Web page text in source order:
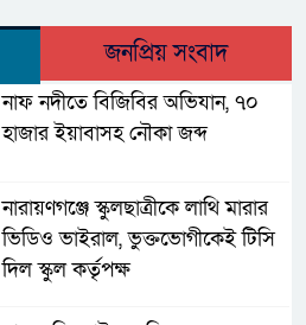
জনপ্রিয় সংবাদ
নাফ নদীতে বিজিবির অভিযান, ৭০
হাজার ইয়াবাসহ নৌকা জব্দ
নারায়ণগঞ্জে স্কুলছাত্রীকে লাথি মারার
ভিডিও ভাইরাল, ভুক্তভোগীকেই টিসি
দিল স্কুল কর্তৃপক্ষ